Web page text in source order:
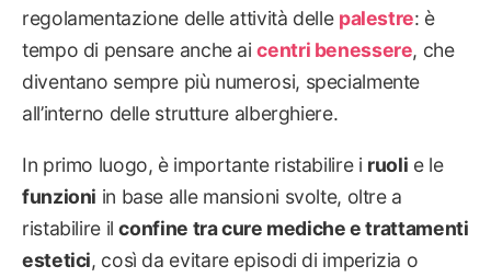
regolamentazione delle attività delle palestre: è
tempo di pensare anche aicentri benessere, che
diventano sempre più numerosi, specialmente
all’interno delle strutture alberghiere.
In primo luogo, è importante ristabilire i ruoli e le
funzioni in base alle mansioni svolte, oltre a
ristabilire ilconfine tra cure mediche e trattamenti
estetici, così da evitare episodi di imperizia o